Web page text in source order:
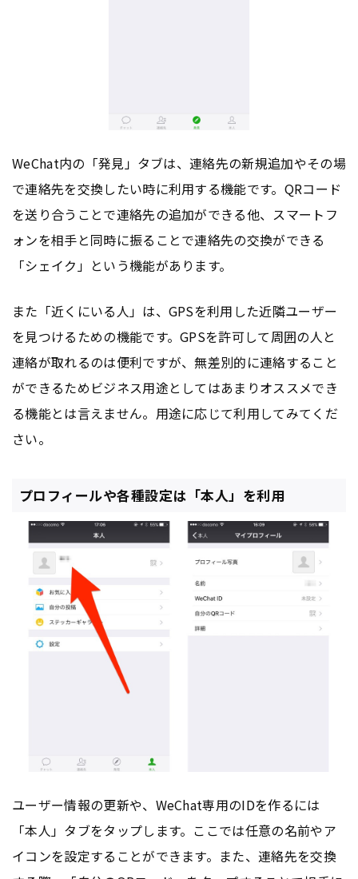
WeChat内の「発見」タブは、連絡先の新規追加やその場
で連絡先を交換したい時に利用する機能です。QRコード
を送り合うことで連絡先の追加ができる他、スマートフ
ォンを相手と同時に振ることで連絡先の交換ができる
「シェイク」という機能があります。
また「近くにいる人」は、GPSを利用した近隣ユーザー
を見つけるための機能です。GPSを許可して周囲の人と
連絡が取れるのは便利ですが、無差別的に連絡すること
ができるためビジネス用途としてはあまりオススメでき
る機能とは言えません。用途に応じて利用してみてくだ
さい。
プロフィールや各種設定は「本人」を利用
ユーザー情報の更新や、WeChat専用のIDを作るには
「本人」タブをタップします。ここでは任意の名前やア
イコンを設定することができます。また、連絡先を交換